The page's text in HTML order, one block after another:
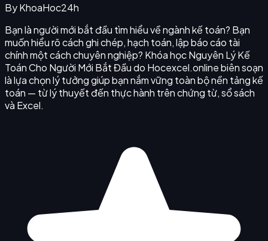
ByKhoaHoc24h
Bạn là người mới bắt đầu tìm hiểu về ngành kế toán? Bạn
muốn hiểu rõ cách ghi chép, hạch toán, lập báo cáo tài
chính một cách chuyên nghiệp? Khóa học Nguyên Lý Kế
Toán Cho Người Mới Bắt Đầu do Hocexcel.online biên soạn
là lựa chọn lý tưởng giúp bạn nắm vững toàn bộ nền tảng kế
toán — từ lý thuyết đến thực hành trên chứng từ, sổ sách
và Excel.